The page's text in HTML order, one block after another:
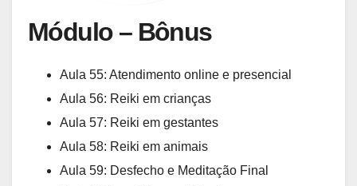
Módulo – Bônus
Aula 55: Atendimento online e presencial
Aula 56: Reiki em crianças
Aula 57: Reiki em gestantes
Aula 58: Reiki em animais
Aula 59: Desfecho e Meditação Final